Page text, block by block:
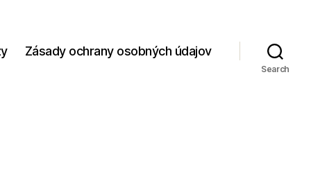
Zásady ochrany osobných údajov
Search